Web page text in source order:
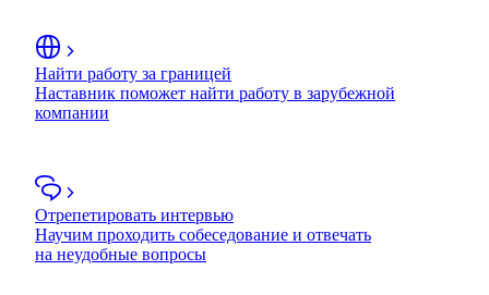
Найти работу за границей
Наставник поможет найти работу в зарубежной
компании
Отрепетировать интервью
Научим проходить собеседование и отвечать
на неудобные вопросы